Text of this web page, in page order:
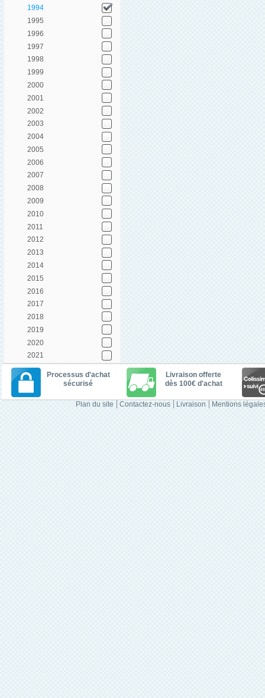
1994
1995
1996
1997
1998
1999
2000
2001
2002
2003
2004
2005
2006
2007
2008
2009
2010
2011
2012
2013
2014
2015
2016
2017
2018
2019
2020
2021
Processus d'achat
sécurisé
Livraison offerte
dès 100€ d'achat
Plan du site Contactez-nous Livraison Mentions